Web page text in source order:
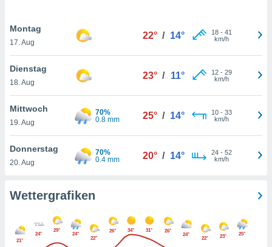
können
von
und
klicken.
und
Montag
17. Aug
22° / 14° 18- 41
km/h
Dienstag
18. Aug
23° / 11° 12- 29
km/h
Mittwoch
19. Aug
70%
0.8 mm
25° / 14° 10- 33
km/h
Donnerstag
20. Aug
70%
0.4 mm
20° / 14° 24- 52
km/h
Wettergrafiken
21°
24°
29°
24°
22°
26° 34° 31° 26°
24°
22° 23° 25°